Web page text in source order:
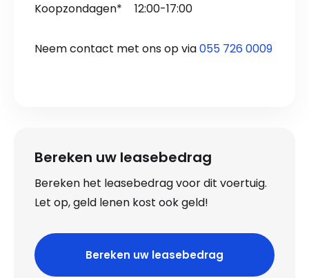
Koopzondagen*
12:00-17:00
Neem contact met ons op via055 726 0009
Bereken uw leasebedrag
Bereken het leasebedrag voor dit voertuig.
Let op, geld lenen kost ook geld!
Bereken uw leasebedrag